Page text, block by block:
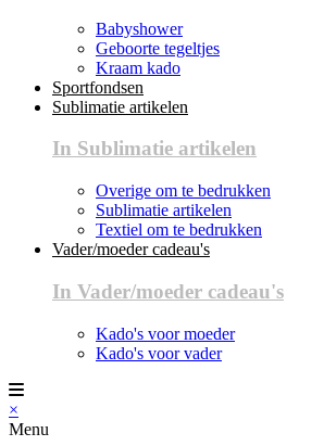
Babyshower
Geboorte tegeltjes
Kraam kado
Sportfondsen
Sublimatie artikelen
In Sublimatie artikelen
Overige om te bedrukken
Sublimatie artikelen
Textiel om te bedrukken
Vader/moeder cadeau's
In Vader/moeder cadeau's
Kado's voor moeder
Kado's voor vader
×
Menu